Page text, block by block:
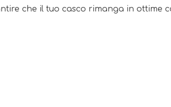
che il tuo casco rimanga in ottime